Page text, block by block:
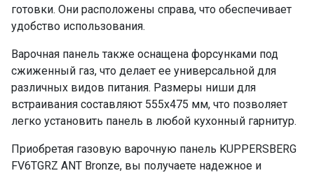
готовки. Они расположены справа, что обеспечивает
удобство использования.
Варочная панель также оснащена форсунками под
сжиженный газ, что делает ее универсальной для
различных видов питания. Размеры ниши для
встраивания составляют 555х475 мм, что позволяет
легко установить панель в любой кухонный гарнитур.
Приобретая газовую варочную панель KUPPERSBERG
FV6TGRZ ANT Bronze, вы получаете надежное и